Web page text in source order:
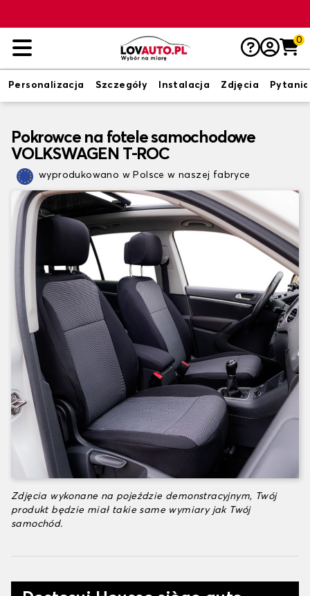
0
Personalizacja Szczegóły Instalacja Zdjęcia Pytania
Pokrowce na fotele samochodowe
VOLKSWAGEN T-ROC
wyprodukowano w Polsce w naszej fabryce
Zdjęcia wykonane na pojeździe demonstracyjnym, Twój
produkt będzie miał takie same wymiary jak Twój
samochód.